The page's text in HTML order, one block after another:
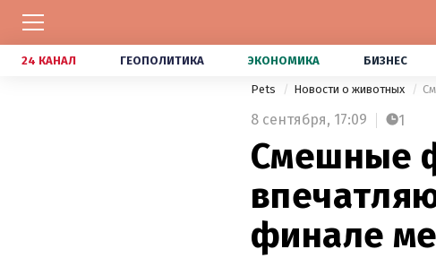
24 КАНАЛ ГЕОПОЛИТИКА ЭКОНОМИКА БИЗНЕС
Pets Новости о животных
8 сентября, 17:09 1
Смешные
финале